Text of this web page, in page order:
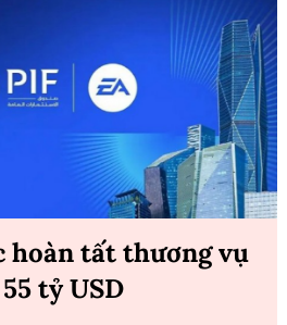
hoàn tất thương vụ
tỷ USD